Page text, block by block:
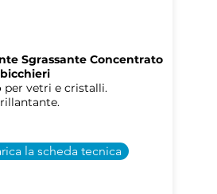
Sgrassante Concentrato
per vetri e cristalli.
la scheda tecnica